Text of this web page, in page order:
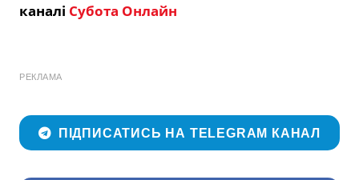
каналі Субота Онлайн
РЕКЛАМА
ПІДПИСАТИСЬ НА TELEGRAM КАНАЛ